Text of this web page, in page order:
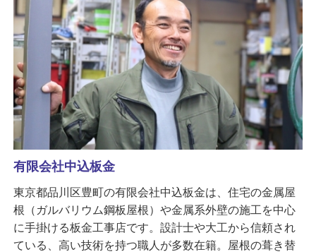
有限会社中込板金
東京都品川区豊町の有限会社中込板金は、住宅の金属屋
根（ガルバリウム鋼板屋根）や金属系外壁の施工を中心
に手掛ける板金工事店です。設計士や大工から信頼され
ている、高い技術を持つ職人が多数在籍。屋根の葺き替